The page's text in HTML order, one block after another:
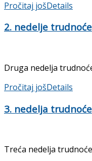
Pročitaj jošDetails
2. nedelje trudnoće
Druga nedelja
Pročitaj jošDetails
3. nedelja trudnoće
Treća nedelja